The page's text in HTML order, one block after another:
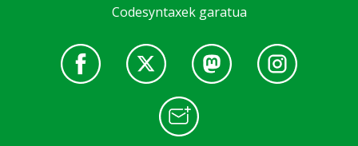
Codesyntaxek garatua